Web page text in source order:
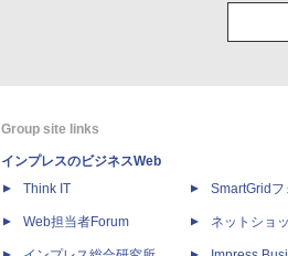
Group site links
インプレスのビジネスWeb
Think IT
Web担当者Forum
SmartGridフ
ネットショ